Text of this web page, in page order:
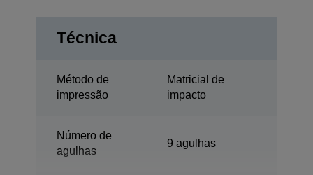
Técnica
Método de
impressão
Matricial de
impacto
Número de
agulhas
9 agulhas